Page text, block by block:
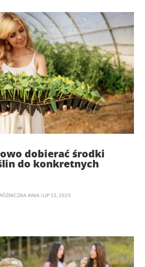
dobierać środki
do konkretnych
ANIA | LIP 23, 2025